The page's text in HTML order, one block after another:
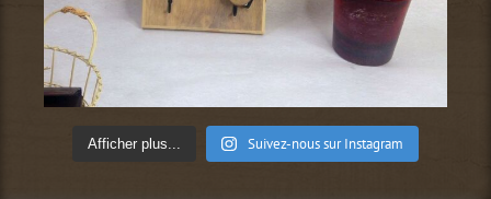
Afficher plus... Suivez-nous sur Instagram